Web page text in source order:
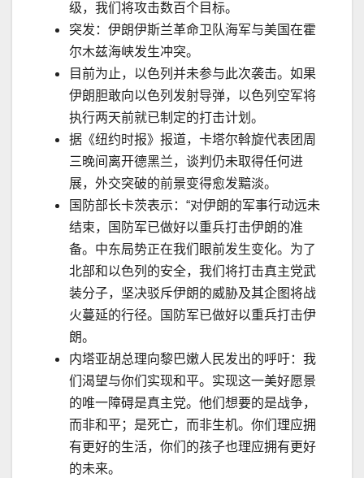
级，我们将攻击数百个目标。
突发：伊朗伊斯兰革命卫队海军与美国在霍
尔木兹海峡发生冲突。
目前为止，以色列并未参与此次袭击。如果
伊朗胆敢向以色列发射导弹，以色列空军将
执行两天前就已制定的打击计划。
据《纽约时报》报道，卡塔尔斡旋代表团周
三晚间离开德黑兰，谈判仍未取得任何进
展，外交突破的前景变得愈发黯淡。
国防部长卡茨表示： “对伊朗的军事行动远未
结束，国防军已做好以重兵打击伊朗的准
备。中东局势正在我们眼前发生变化。为了
北部和以色列的安全，我们将打击真主党武
装分子，坚决驳斥伊朗的威胁及其企图将战
火蔓延的行径。国防军已做好以重兵打击伊
朗。
内塔亚胡总理向黎巴嫩人民发出的呼吁：我
们渴望与你们实现和平。实现这一美好愿景
的唯一障碍是真主党。他们想要的是战争，
而非和平；是死亡，而非生机。你们理应拥
有更好的生活，你们的孩子也理应拥有更好
的未来。